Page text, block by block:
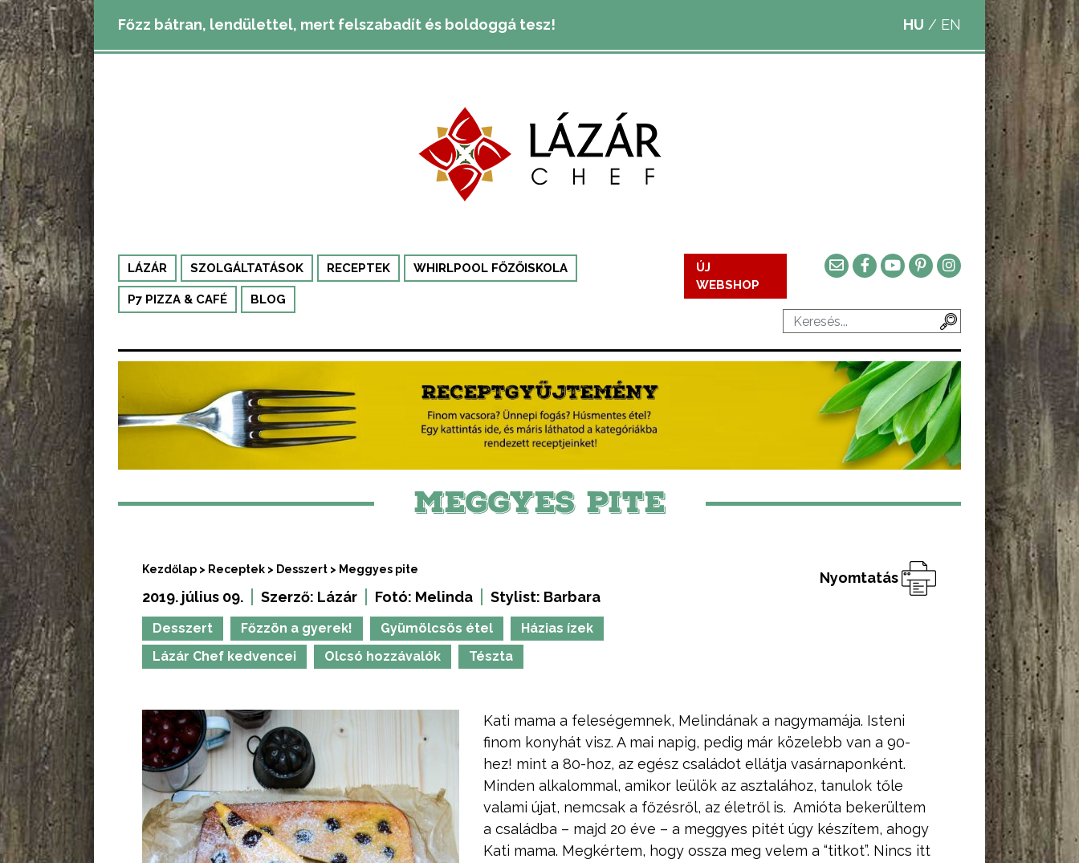
Főzz bátran, lendülettel, mert felszabadít és boldoggá tesz! HU / EN
LÁZÁR SZOLGÁLTATÁSOK RECEPTEK WHIRLPOOL FŐZŐISKOLA
P7 PIZZA & CAFÉ BLOG
ÚJ
WEBSHOP
MEGGYES PITE
Kezdőlap > Receptek > Desszert > Meggyes pite
2019. július 09. Szerző: Lázár Fotó: Melinda Stylist: Barbara
Desszert Főzzön a gyerek! Gyümölcsös étel
Házias ízek
Lázár Chef kedvencei
Olcsó hozzávalók Tészta
Nyomtatás
Kati mama a feleségemnek, Melindának a nagymamája. Isteni
finom konyhát visz. A mai napig, pedig már közelebb van a 90-
hez! mint a 80-hoz, az egész családot ellátja vasárnaponként.
Minden alkalommal, amikor leülök az asztalához, tanulok tőle
valami újat, nemcsak a főzésről, az életről is. Amióta bekerültem
a családba – majd 20 éve – a meggyes pitét úgy készítem, ahogy
Kati mama. Megkértem, hogy ossza meg velem a “titkot”. Nincs itt